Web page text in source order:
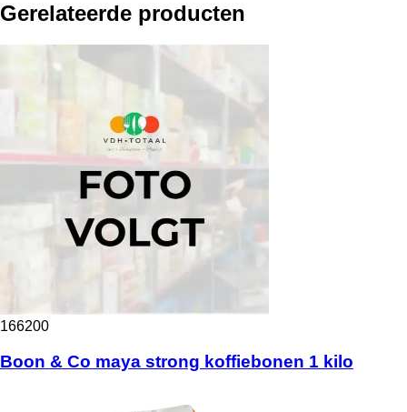
Gerelateerde producten
166200
Boon & Co maya strong koffiebonen 1 kilo